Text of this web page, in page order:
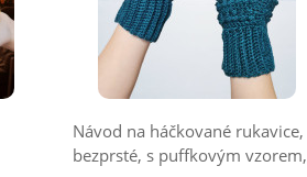
Návod na háčkované rukavice,
bezprsté, s puffkovým vzorem,